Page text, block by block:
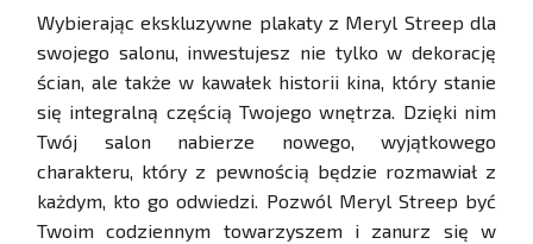
Wybierając ekskluzywne plakaty z Meryl Streep dla
swojego salonu, inwestujesz nie tylko w dekorację
ścian, ale także w kawałek historii kina, który stanie
się integralną częścią Twojego wnętrza. Dzięki nim
Twój salon nabierze nowego, wyjątkowego
charakteru, który z pewnością będzie rozmawiał z
każdym, kto go odwiedzi. Pozwól Meryl Streep być
Twoim codziennym towarzyszem i zanurz się w